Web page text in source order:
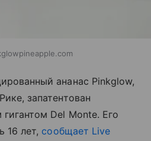
ананас Pinkglow,
запатентован
Del Monte. Его
16 лет, сообщает Live